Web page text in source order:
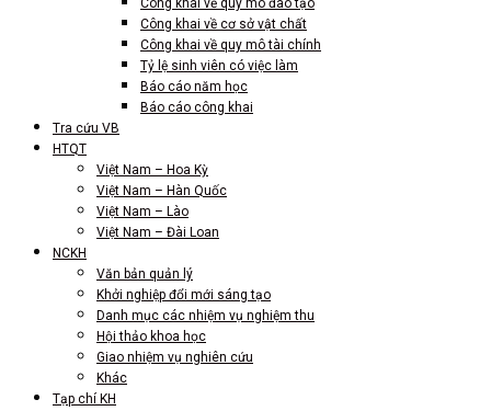
Công khai về quy mô đào tạo
Công khai về cơ sở vật chất
Công khai về quy mô tài chính
Tỷ lệ sinh viên có việc làm
Báo cáo năm học
Báo cáo công khai
Tra cứu VB
HTQT
Việt Nam – Hoa Kỳ
Việt Nam – Hàn Quốc
Việt Nam – Lào
Việt Nam – Đài Loan
NCKH
Văn bản quản lý
Khởi nghiệp đổi mới sáng tạo
Danh mục các nhiệm vụ nghiệm thu
Hội thảo khoa học
Giao nhiệm vụ nghiên cứu
Khác
Tạp chí KH